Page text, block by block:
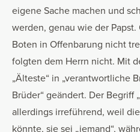
eigene Sache machen und
werden, genau wie der
Boten in Offenbarung nicht
folgten dem Herrn nicht. Mit
„Älteste“ in „verantwortliche
Brüder“ geändert. Der Begriff
allerdings irreführend, weil
könnte, sie sei „jemand“,